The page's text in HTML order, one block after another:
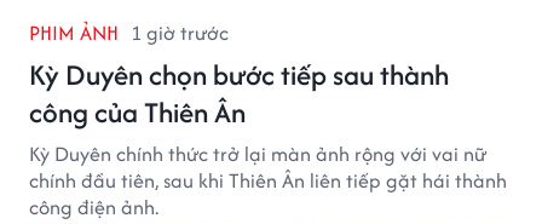
PHIM ẢNH 1 giờ trước
Kỳ Duyên chọn bước tiếp sau thành
công của Thiên Ân
Kỳ Duyên chính thức trở lại màn ảnh rộng với vai nữ
chính đầu tiên, sau khi Thiên Ân liên tiếp gặt hái thành
công điện ảnh.